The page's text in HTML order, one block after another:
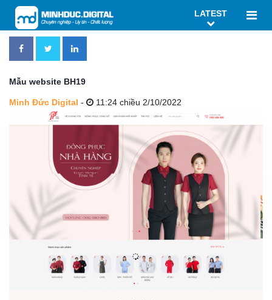
LATEST
Mẫu website BH19
Minh Đức Digital - 11:24 chiều 2/10/2022